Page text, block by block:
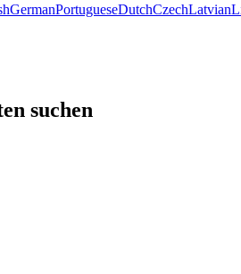
GermanPortugueseDutchCzechLatvian
suchen